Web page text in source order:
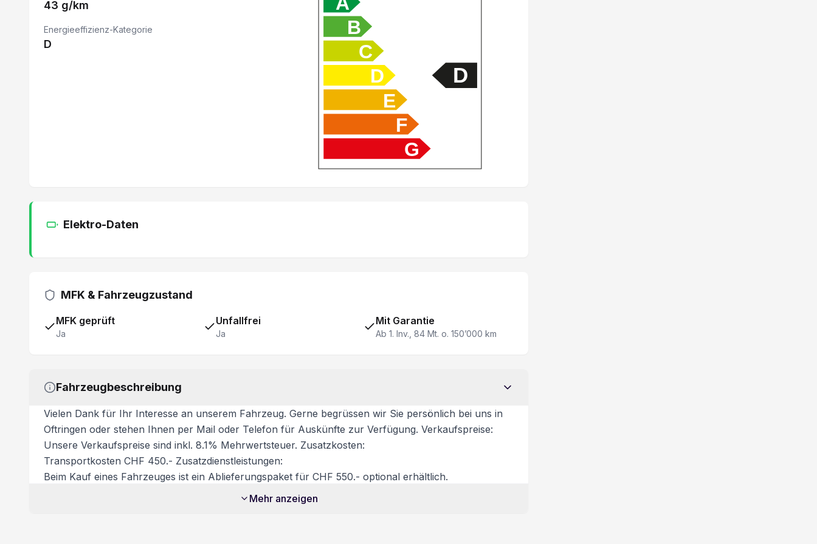
Klimaanlage automatisch 2-Zonen Getönte Scheiben
Berganfahrhilfe Spurwechselwarnung
Dachreling silber
Reifendruck-Sensoren TPMS
Deaktivierung Beifahrerairbag
Regensensor
Fensterheber elektrisch vorne + hinten
Apple Car Play/ Android Auto
Sprachsteuerung Keine Gewähr auf die Angaben der Serienausstattung
43 g/km
Energieeffizienz-Kategorie
D
B
C
D
E
F
G
D
Elektro-Daten
MFK & Fahrzeugzustand
MFK geprüft
Ja
Unfallfrei
Ja
Mit Garantie
Ab 1. Inv., 84 Mt. o. 150’000 km
Fahrzeugbeschreibung
Vielen Dank für Ihr Interesse an unserem Fahrzeug. Gerne begrüssen wir Sie persönlich bei uns in
Oftringen oder stehen Ihnen per Mail oder Telefon für Auskünfte zur Verfügung. Verkaufspreise:
Unsere Verkaufspreise sind inkl. 8.1% Mehrwertsteuer. Zusatzkosten:
Transportkosten CHF 450.- Zusatzdienstleistungen:
Beim Kauf eines Fahrzeuges ist ein Ablieferungspaket für CHF 550.- optional erhältlich.
Mehr anzeigen